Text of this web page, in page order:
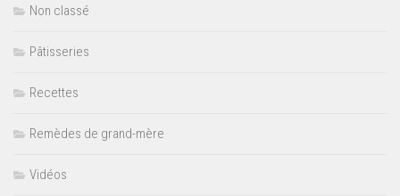
Non classé
Pâtisseries
Recettes
Remèdes de grand-mère
Vidéos